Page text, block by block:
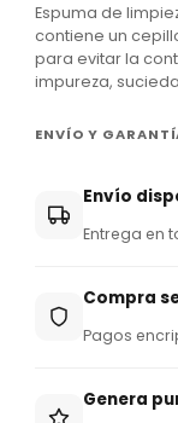
y
+
5
9
Espuma de
contiene un
para evitar la
impureza,
ENVÍO Y
Envío
Entrega en
Compra
Pagos
Genera